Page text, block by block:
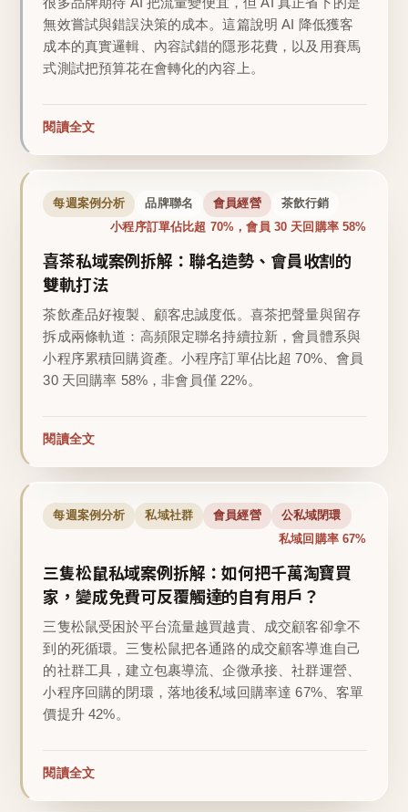
無效嘗試與錯誤決策的成本。這篇說明 AI 降低獲客
成本的真實邏輯、內容試錯的隱形花費，以及用賽馬
式測試把預算花在會轉化的內容上。
閱讀全文
每週案例分析 品牌聯名 會員經營 茶飲行銷
小程序訂單佔比超 70%，會員 30 天回購率 58%
喜茶私域案例拆解：聯名造勢、會員收割的
雙軌打法
茶飲產品好複製、顧客忠誠度低。喜茶把聲量與留存
拆成兩條軌道：高頻限定聯名持續拉新，會員體系與
小程序累積回購資產。小程序訂單佔比超 70%、會員
30 天回購率 58%，非會員僅 22%。
閱讀全文
每週案例分析 私域社群 會員經營 公私域閉環
私域回購率 67%
三隻松鼠私域案例拆解：如何把千萬淘寶買
家，變成免費可反覆觸達的自有用戶？
三隻松鼠受困於平台流量越買越貴、成交顧客卻拿不
到的死循環。三隻松鼠把各通路的成交顧客導進自己
的社群工具，建立包裹導流、企微承接、社群運營、
小程序回購的閉環，落地後私域回購率達 67%、客單
價提升 42%。
閱讀全文